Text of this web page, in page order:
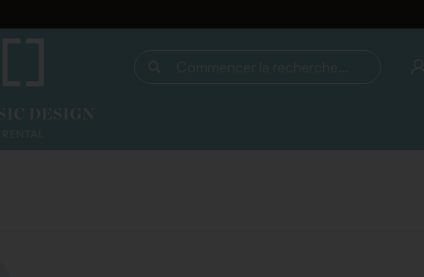
Commencer la recherche...